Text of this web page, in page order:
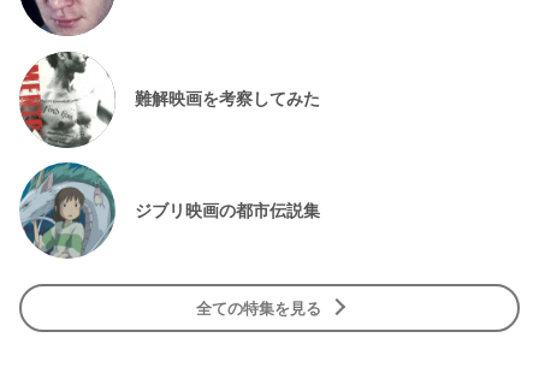
難解映画を考察してみた
ジブリ映画の都市伝説集
全ての特集を見る